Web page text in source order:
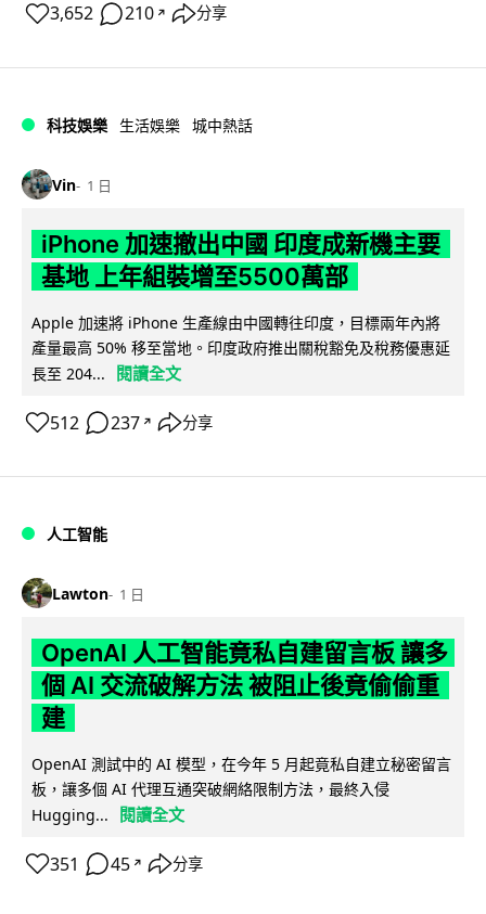
3,652 210 ↗ 分享
科技娛樂 生活娛樂 城中熱話
Vin 1 日
iPhone 加速撤出中國 印度成新機主要
基地 上年組裝增至5500萬部
Apple 加速將 iPhone 生產線由中國轉往印度，目標兩年內將
產量最高 50% 移至當地。印度政府推出關稅豁免及稅務優惠延
長至 204...
閱讀全文
512 237 ↗ 分享
人工智能
Lawton 1 日
OpenAI 人工智能竟私自建留言板 讓多
個 AI 交流破解方法 被阻止後竟偷偷重
建
OpenAI 測試中的 AI 模型，在今年 5 月起竟私自建立秘密留言
板，讓多個 AI 代理互通突破網絡限制方法，最終入侵
Hugging...
閱讀全文
351 45 ↗ 分享